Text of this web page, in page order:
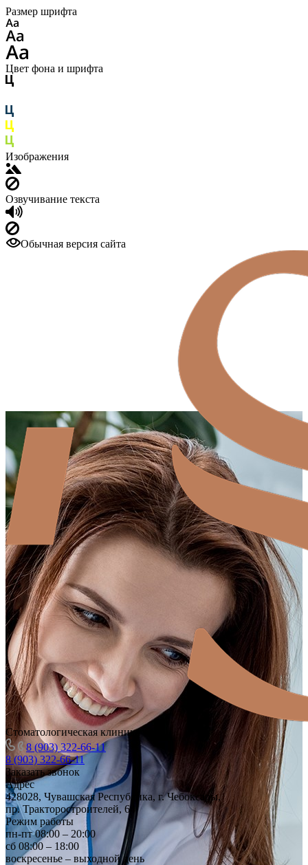
Размер шрифта
Цвет фона и шрифта
Изображения
Озвучивание текста
Обычная версия сайта
Стоматологическая клиника
8 (903) 322-66-11
8 (903) 322-66-11
Заказать звонок
Адрес
428028, Чувашская Республика, г. Чебоксары,
пр. Тракторостроителей, 64
Режим работы
пн-пт 08:00 – 20:00
сб 08:00 – 18:00
воскресенье – выходной день